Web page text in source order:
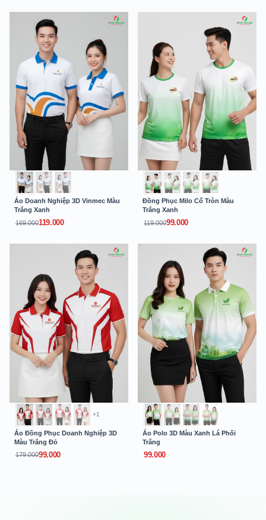
Áo Doanh Nghiệp 3D Vinmec Màu
Trắng Xanh
169.000119.000
Đồng Phục Milo Cổ Tròn Màu
Trắng Xanh
119.00099.000
+1
Áo Đồng Phục Doanh Nghiệp 3D
Màu Trắng Đỏ
179.00099.000
Áo Polo 3D Màu Xanh Lá Phối
Trắng
99.000